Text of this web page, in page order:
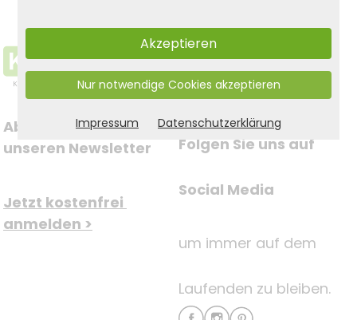
Abonnieren Sie jetzt
unseren Newsletter
Jetzt kostenfrei
anmelden >
Folgen Sie uns auf
Social Media
um immer auf dem
Laufenden zu bleiben.
Akzeptieren
Nur notwendige Cookies akzeptieren
Impressum Datenschutzerklärung